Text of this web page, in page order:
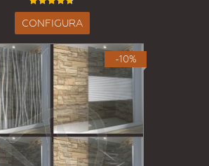
CONFIGURA
-10%